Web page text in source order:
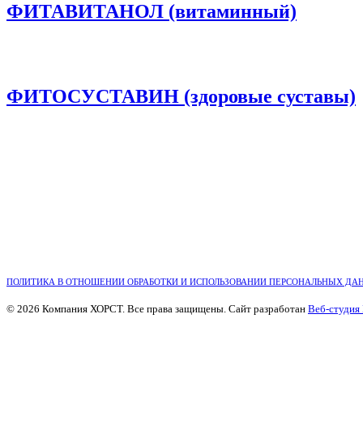
ФИТАВИТАНОЛ (витаминный)
ФИТОСУСТАВИН (здоровые суставы)
ПОЛИТИКА В ОТНОШЕНИИ ОБРАБОТКИ И ИСПОЛЬЗОВАНИИ ПЕРСОНАЛЬНЫХ
© 2026 Компания ХОРСТ. Все права защищены. Сайт разработан Веб-студия